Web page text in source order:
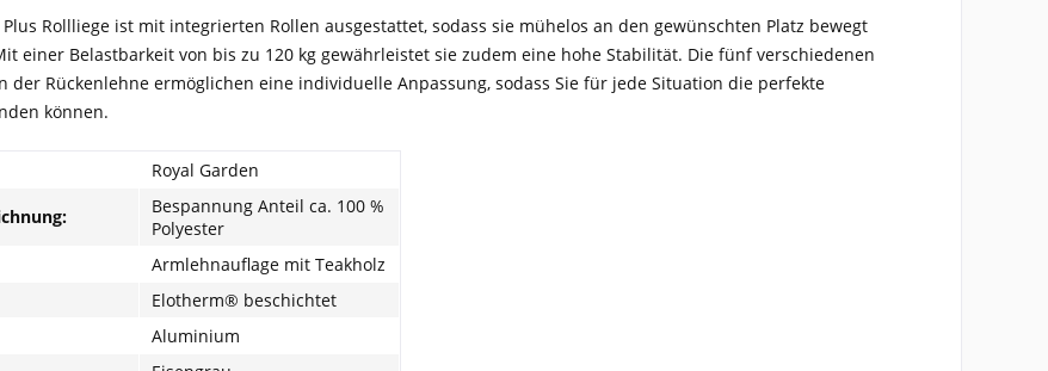
Rollliege ist mit integrierten Rollen ausgestattet, sodass sie mühelos an den gewünschten Platz bewegt
einer Belastbarkeit von bis zu 120 kg gewährleistet sie zudem eine hohe Stabilität. Die fünf verschiedenen
der Rückenlehne ermöglichen eine individuelle Anpassung, sodass Sie für jede Situation die perfekte
können.
Royal Garden
Bespannung Anteil ca. 100 %
Polyester
Armlehnauflage mit Teakholz
Elotherm® beschichtet
Aluminium